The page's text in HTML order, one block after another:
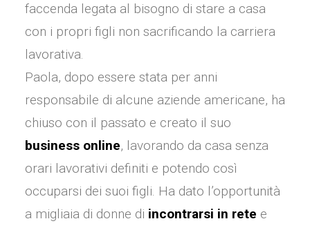
faccenda legata al bisogno di stare a casa
con i propri figli non sacrificando la carriera
lavorativa.
Paola, dopo essere stata per anni
responsabile di alcune aziende americane, ha
chiuso con il passato e creato il suo
business online, lavorando da casa senza
orari lavorativi definiti e potendo così
occuparsi dei suoi figli. Ha dato l’opportunità
a migliaia di donne di incontrarsi in rete e